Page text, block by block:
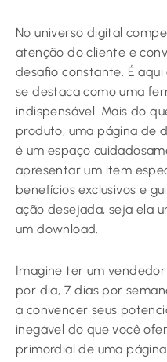
No universo digital
atenção do cliente e
desafio constante. É
se destaca como uma
indispensável. Mais do
produto, uma página de
é um espaço
apresentar um item
benefícios exclusivos e
ação desejada, seja ela
um download.
Imagine ter um
por dia, 7 dias por
a convencer seus
inegável do que você
primordial de uma